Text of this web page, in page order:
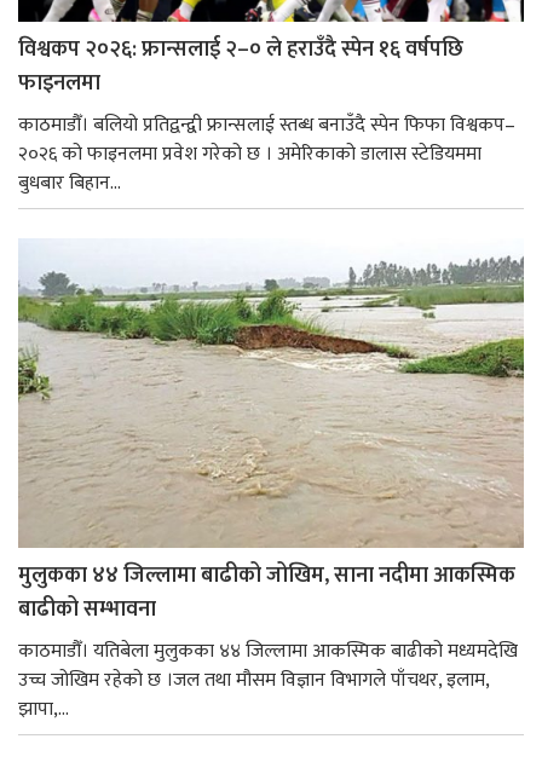
विश्वकप २०२६: फ्रान्सलाई २–० ले हराउँदै स्पेन १६ वर्षपछि
फाइनलमा
काठमाडौँ। बलियो प्रतिद्वन्द्वी फ्रान्सलाई स्तब्ध बनाउँदै स्पेन फिफा विश्वकप–
२०२६ को फाइनलमा प्रवेश गरेको छ । अमेरिकाको डालास स्टेडियममा
बुधबार बिहान...
मुलुकका ४४ जिल्लामा बाढीको जोखिम, साना नदीमा आकस्मिक
बाढीको सम्भावना
काठमाडौँ। यतिबेला मुलुकका ४४ जिल्लामा आकस्मिक बाढीको मध्यमदेखि
उच्च जोखिम रहेको छ ।जल तथा मौसम विज्ञान विभागले पाँचथर, इलाम,
झापा,...